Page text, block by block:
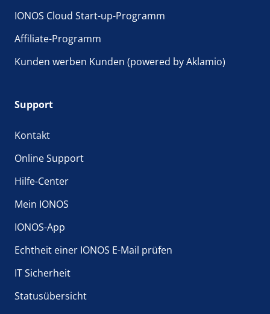
IONOS Cloud Start-up-Programm
Affiliate-Programm
Kunden werben Kunden (powered by Aklamio)
Support
Kontakt
Online Support
Hilfe-Center
Mein IONOS
IONOS-App
Echtheit einer IONOS E-Mail prüfen
IT Sicherheit
Statusübersicht